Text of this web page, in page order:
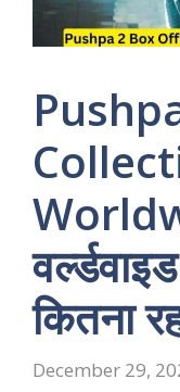
कितना
December 29,